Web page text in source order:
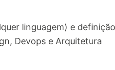
linguagem) e
Devops e Arquitetura